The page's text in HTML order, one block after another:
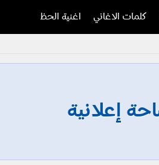
كلمات الاغاني اغنية الحظ
إعلانية